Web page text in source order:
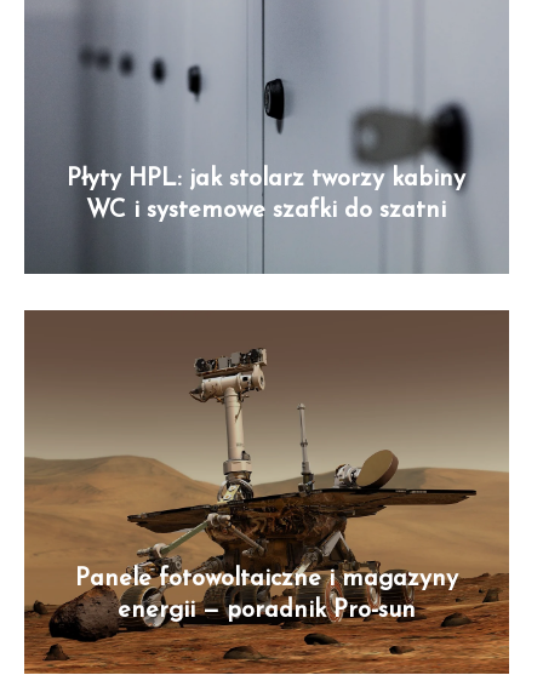
Płyty HPL: jak stolarz tworzy kabiny
WC i systemowe szafki do szatni
Panele fotowoltaiczne i magazyny
energii — poradnik Pro-sun